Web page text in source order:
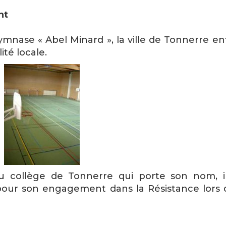
« Abel Minard », la ville de Tonnerre
locale.
collège de Tonnerre qui porte son nom,
son engagement dans la Résistance lors